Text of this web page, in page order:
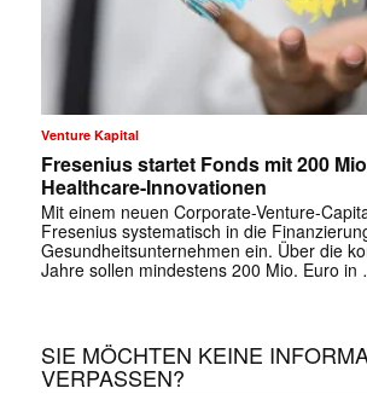
Venture Kapital
Fresenius startet Fonds mit 200
Healthcare-Innovationen
Mit einem neuen Corporate-Venture-
Fresenius systematisch in die
Gesundheitsunternehmen ein. Über die
Jahre sollen mindestens 200 Mio. Euro
SIE MÖCHTEN KEINE
VERPASSEN?